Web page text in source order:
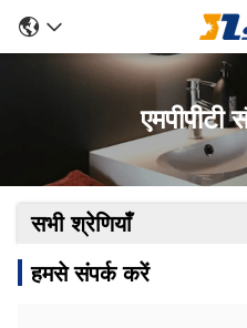
एमपीपीटी
सभी श्रेणियाँ
हमसे संपर्क करें